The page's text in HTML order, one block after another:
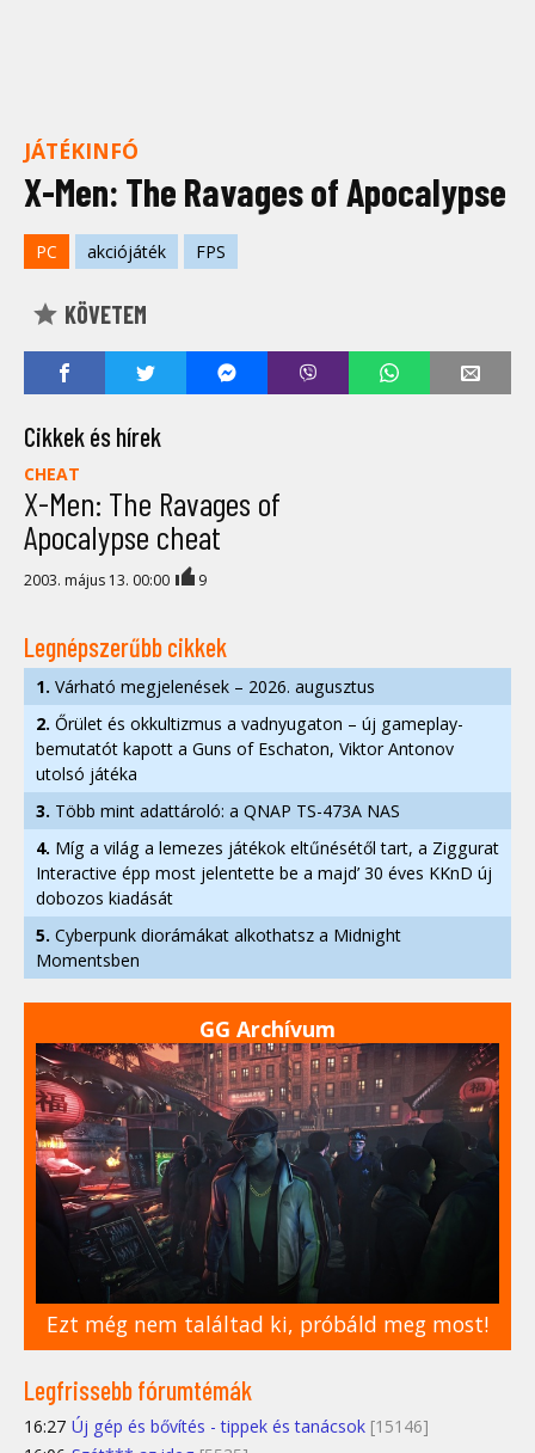
JÁTÉKINFÓ
X-Men: The Ravages of Apocalypse
PC akciójáték FPS
KÖVETEM
Cikkek és hírek
CHEAT
X-Men: The Ravages of
Apocalypse cheat
2003. május 13. 00:00 9
Legnépszerűbb cikkek
1. Várható megjelenések – 2026. augusztus
2. Őrület és okkultizmus a vadnyugaton – új gameplay-
bemutatót kapott a Guns of Eschaton, Viktor Antonov
utolsó játéka
3. Több mint adattároló: a QNAP TS-473A NAS
4. Míg a világ a lemezes játékok eltűnésétől tart, a Ziggurat
Interactive épp most jelentette be a majd’ 30 éves KKnD új
dobozos kiadását
5. Cyberpunk diorámákat alkothatsz a Midnight
Momentsben
GG Archívum
Ezt még nem találtad ki, próbáld meg most!
Legfrissebb fórumtémák
16:27 Új gép és bővítés - tippek és tanácsok [15146]